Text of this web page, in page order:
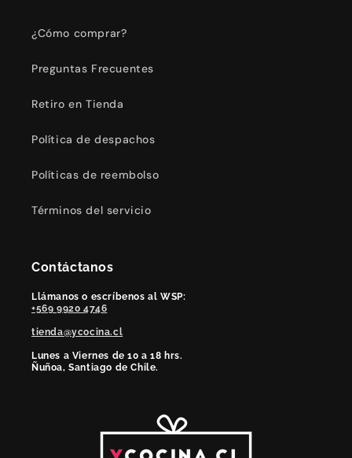
¿Cómo comprar?
Preguntas Frecuentes
Retiro en Tienda
Política de despachos
Políticas de reembolso
Términos del servicio
Contáctanos
Llámanos o escríbenos al WSP:
+569 9920 4746
tienda@ycocina.cl
Lunes a Viernes de 10 a 18 hrs.
Ñuñoa, Santiago de Chile.